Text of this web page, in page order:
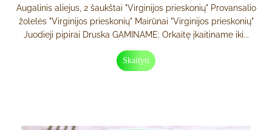
Augalinis aliejus, 2 šaukštai "Virginijos prieskonių" Provansalio
žolelės "Virginijos prieskonių" Mairūnai "Virginijos prieskonių"
Juodieji pipirai Druska GAMINAME: Orkaitę įkaitiname iki...
Skaityti